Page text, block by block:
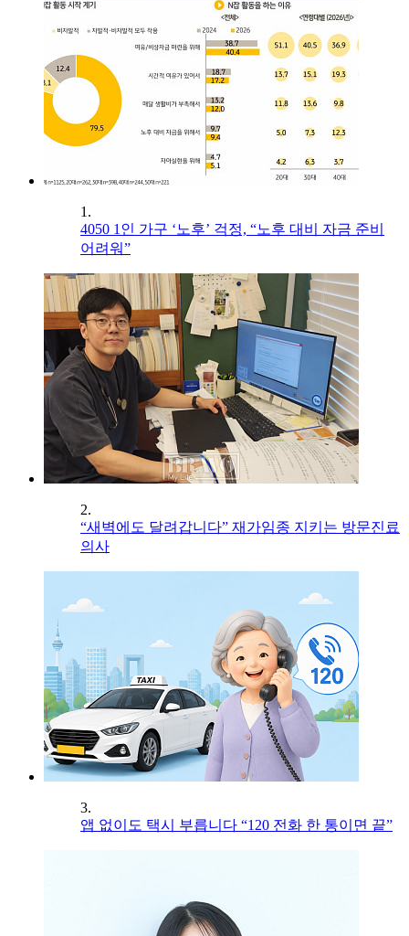
1.
4050 1인 가구 ‘노후’ 걱정, “노후 대비 자금 준비
어려워”
2.
“새벽에도 달려갑니다” 재가임종 지키는 방문진료
의사
3.
앱 없이도 택시 부릅니다 “120 전화 한 통이면 끝”